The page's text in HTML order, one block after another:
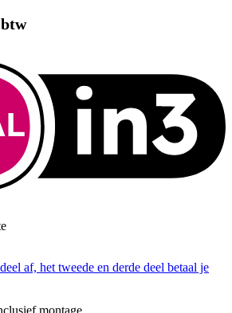
af, het tweede en derde deel betaal je
montage